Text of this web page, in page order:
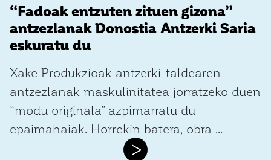
“Fadoak entzuten zituen gizona”
antzezlanak Donostia Antzerki Saria
eskuratu du
Xake Produkzioak antzerki-taldearen
antzezlanak maskulinitatea jorratzeko duen
“modu originala” azpimarratu du
epaimahaiak. Horrekin batera, obra ...
>